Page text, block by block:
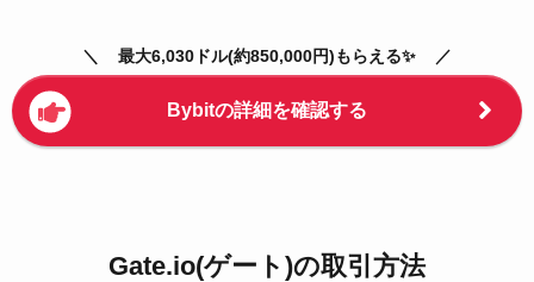
最大6,030ドル(約850,000円)もらえる✨
Bybitの詳細を確認する
Gate.io(ゲート)の取引方法